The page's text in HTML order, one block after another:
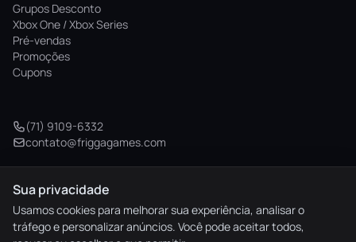
Grupos Desconto
Xbox One / Xbox Series
Pré-vendas
Promoções
Cupons
(71) 9109-6332
contato@friggagames.com
© 2026 Frigga Games. Todos os direitos reservados.
elo HIPER AMEX pix
Sua privacidade
Usamos cookies para melhorar sua experiência, analisar o
tráfego e personalizar anúncios. Você pode aceitar todos,